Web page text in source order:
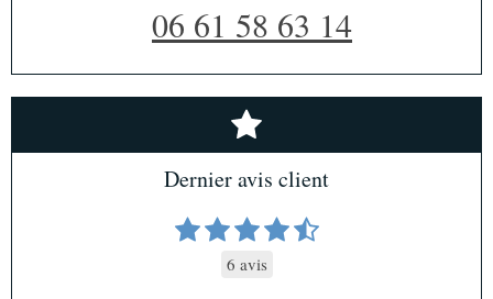
06 61 58 63 14
Dernier avis client
6 avis